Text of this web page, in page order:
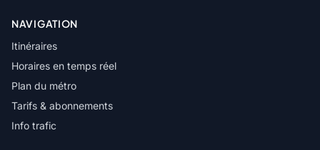
NAVIGATION
Itinéraires
Horaires en temps réel
Plan du métro
Tarifs & abonnements
Info trafic